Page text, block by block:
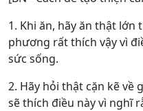
1. Khi ăn, hãy ăn thật
phương rất thích vậy vì
sức sống.
2. Hãy hỏi thật cặn kẽ về
sẽ thích điều này vì nghĩ